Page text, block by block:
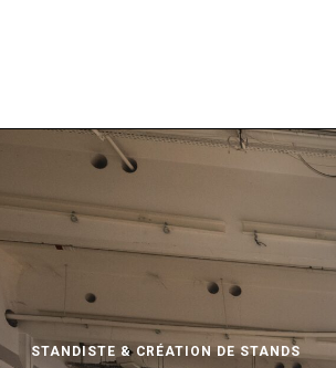
STANDISTE & CRÉATION DE STANDS